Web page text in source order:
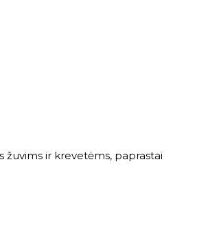
ir krevetėms, paprastai